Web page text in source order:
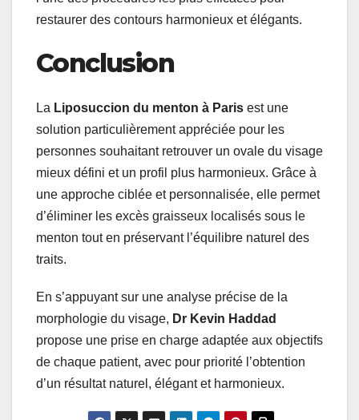
restaurer des contours harmonieux et élégants.
Conclusion
La Liposuccion du menton à Paris est une
solution particulièrement appréciée pour les
personnes souhaitant retrouver un ovale du visage
mieux défini et un profil plus harmonieux. Grâce à
une approche ciblée et personnalisée, elle permet
d’éliminer les excès graisseux localisés sous le
menton tout en préservant l’équilibre naturel des
traits.
En s’appuyant sur une analyse précise de la
morphologie du visage, Dr Kevin Haddad
propose une prise en charge adaptée aux objectifs
de chaque patient, avec pour priorité l’obtention
d’un résultat naturel, élégant et harmonieux.